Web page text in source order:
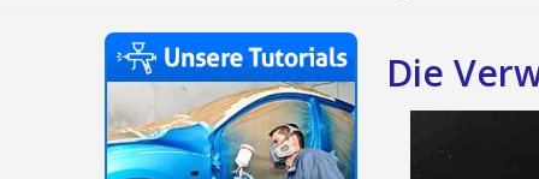
Die